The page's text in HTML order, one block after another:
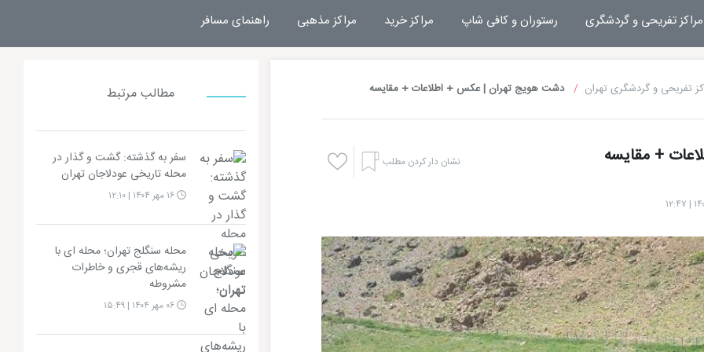
مراکز تفریحی و گردشگری رستوران و کافی شاپ مراکز خرید مراکز مذهبی راهنمای مسافر
تفریحی و گردشگری تهران دشت هویج تهران | عکس + اطلاعات + مقایسه
+ مقایسه نشان دار کردن مطلب
مطالب مرتبط
سفر به گذشته: گشت‌ و گذار در
محله تاریخی عودلاجان تهران
۱۶ مهر ۱۴۰۴ | ۱۲:۱۰
محله سنگلج تهران؛ محله‌ ای با
ریشه‌های قجری و خاطرات
مشروطه
۰۶ مهر ۱۴۰۴ | ۱۵:۴۹